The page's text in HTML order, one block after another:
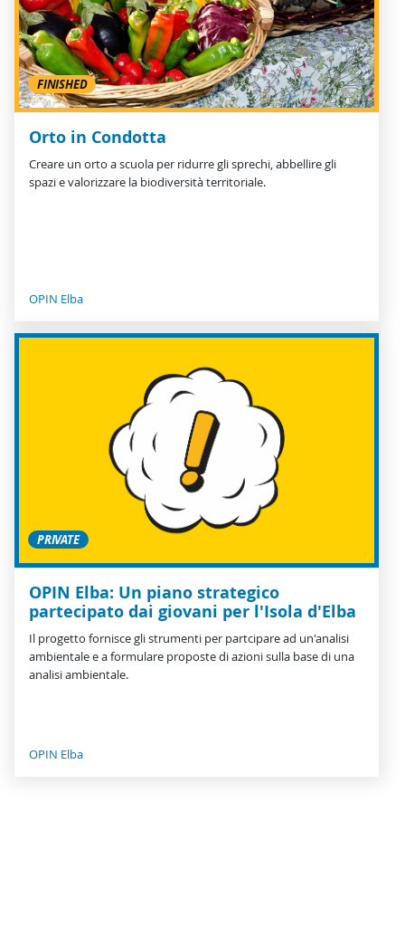
FINISHED
Orto in Condotta
Creare un orto a scuola per ridurre gli sprechi, abbellire gli
spazi e valorizzare la biodiversità territoriale.
OPIN Elba
PRIVATE
OPIN Elba: Un piano strategico
partecipato dai giovani per l'Isola d'Elba
Il progetto fornisce gli strumenti per partcipare ad un'analisi
ambientale e a formulare proposte di azioni sulla base di una
analisi ambientale.
OPIN Elba